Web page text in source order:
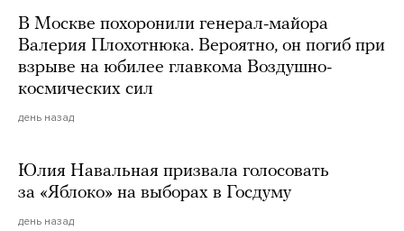
В Москве похоронили генерал-майора
Валерия Плохотнюка. Вероятно, он погиб при
взрыве на юбилее главкома Воздушно-
космических сил
день назад
Юлия Навальная призвала голосовать
за «Яблоко» на выборах в Госдуму
день назад